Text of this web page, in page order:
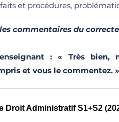
et procédures,
commentaires du
: « Très bien,
et vous le commentez. »
Droit Administratif S1+S2